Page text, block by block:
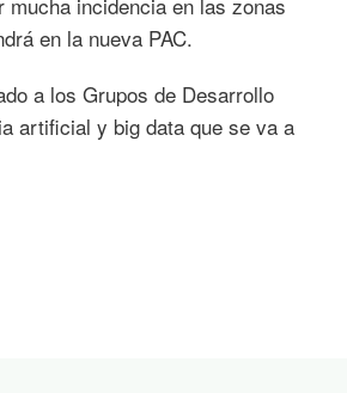
en la nueva PAC.
a los Grupos de Desarrollo
artificial y big data que se va a